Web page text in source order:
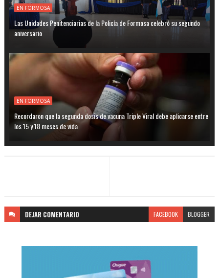
EN FORMOSA
Las Unidades Penitenciarias de la Policía de Formosa celebró su segundo
aniversario
EN FORMOSA
Recordaron que la segunda dosis de vacuna Triple Viral debe aplicarse entre
los 15 y 18 meses de vida
DEJAR COMENTARIO FACEBOOK BLOGGER